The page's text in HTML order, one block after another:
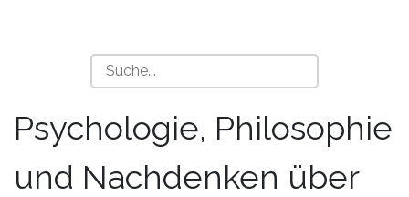
Psychologie, Philosophie
und Nachdenken über